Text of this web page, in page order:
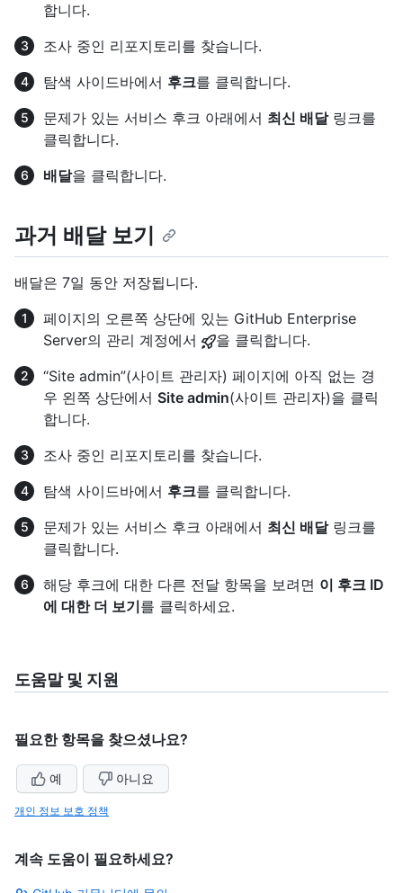
합니다.
조사 중인 리포지토리를 찾습니다.
탐색 사이드바에서 후크를 클릭합니다.
문제가 있는 서비스 후크 아래에서 최신 배달링크를
클릭합니다.
배달을 클릭합니다.
과거 배달 보기
배달은 7일 동안 저장됩니다.
페이지의 오른쪽 상단에 있는 GitHub Enterprise
Server의 관리 계정에서
을 클릭합니다.
“Site admin”(사이트 관리자) 페이지에 아직 없는 경
우 왼쪽 상단에서 Site admin(사이트 관리자)을 클릭
합니다.
조사 중인 리포지토리를 찾습니다.
탐색 사이드바에서 후크를 클릭합니다.
문제가 있는 서비스 후크 아래에서 최신 배달링크를
클릭합니다.
해당 후크에 대한 다른 전달 항목을 보려면 이 후크 ID
에 대한 더 보기를 클릭하세요.
도움말 및 지원
필요한 항목을 찾으셨나요?
예 아니요
개인 정보 보호 정책
계속 도움이 필요하세요?